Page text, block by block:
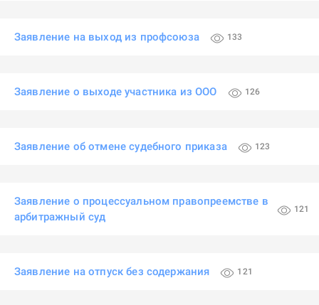
Заявление на выход из профсоюза 133
Заявление о выходе участника из ООО 126
Заявление об отмене судебного приказа 123
Заявление о процессуальном правопреемстве в
арбитражный суд
121
Заявление на отпуск без содержания 121